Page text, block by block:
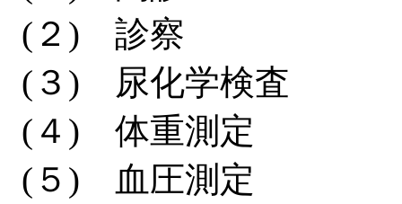
(２) 診察
(３) 尿化学検査
(４) 体重測定
(５) 血圧測定